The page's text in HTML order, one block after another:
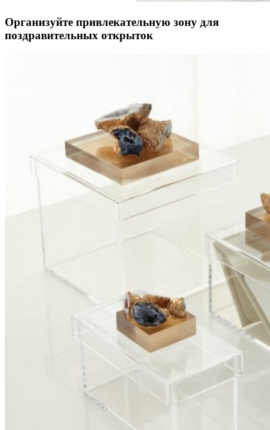
Организуйте привлекательную зону для
поздравительных открыток